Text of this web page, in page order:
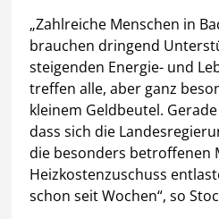
„Zahlreiche Menschen in
brauchen dringend
steigenden Energie- und
treffen alle, aber ganz
kleinem Geldbeutel.
dass sich die
die besonders betroffenen
Heizkostenzuschuss
schon seit Wochen“, so